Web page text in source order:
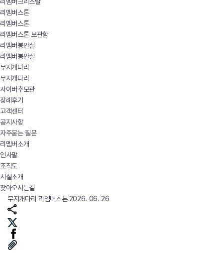
리멤버스톤
리멤버스톤
리멤버스톤 보관함
리멤버봉안실
리멤버봉안실
무지개다리
무지개다리
사이버추모관
장례후기
고객센터
공지사항
자주묻는 질문
리멤버소개
인사말
조직도
시설소개
찾아오시는길
무지개다리 리멤버스톤 2026. 06. 26